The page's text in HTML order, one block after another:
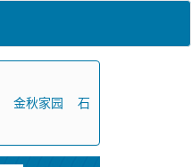
金秋家园
石